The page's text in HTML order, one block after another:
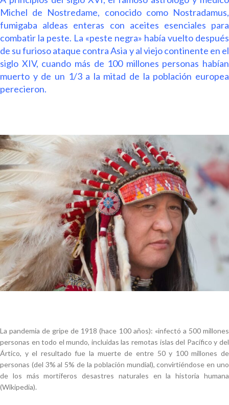
Michel de Nostredame, conocido como Nostradamus,
fumigaba aldeas enteras con aceites esenciales para
combatir la peste. La «peste negra» había vuelto después
de su furioso ataque contra Asia y al viejo continente en el
siglo XIV, cuando más de 100 millones personas habían
muerto y de un 1/3 a la mitad de la población europea
perecieron.
La pandemia de gripe de 1918 (hace 100 años): «infectó a 500 millones
personas en todo el mundo, incluidas las remotas islas del Pacífico y del
Ártico, y el resultado fue la muerte de entre 50 y 100 millones de
personas (del 3% al 5% de la población mundial), convirtiéndose en uno
de los más mortíferos desastres naturales en la historia humana
(Wikipedia).